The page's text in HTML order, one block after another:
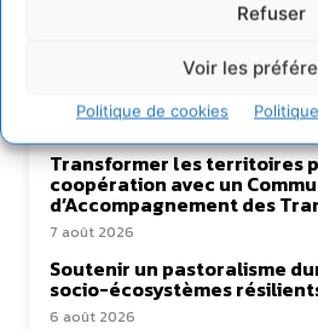
Refuser
Voir les
Politique de cookies
Lire aussi
Transformer les territoires
coopération avec un
d’Accompagnement des
7 août 2026
Soutenir un pastoralisme
socio-écosystèmes
6 août 2026